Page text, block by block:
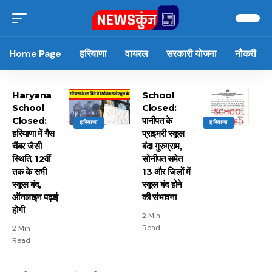
Home Page हरियाणा वायरल सरकारी योजना नौकरी
हरियाणा
Haryana
School
Closed:
हरियाणा में गैस
चैंबर जैसी
स्थिति, 12वीं
तक के सभी
स्कूल बंद,
ऑनलाइन पढ़ाई
होगी
2 Min
Read
हरियाणा
School
Closed:
पानीपत के
प्राइमरी स्कूल
बंद! गुरुग्राम,
सोनीपत समेत
13 और जिलों में
स्कूल बंद होने
की संभावना
2 Min
Read
15 नवंबर से लागू होंगे